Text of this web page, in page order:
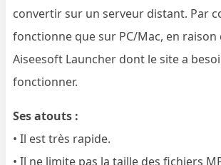
convertir sur un serveur distant. Par
fonctionne que sur PC/Mac, en
Aiseesoft Launcher dont le site a
fonctionner.
Ses atouts :
• Il est très rapide.
• Il ne limite pas la taille des fichiers